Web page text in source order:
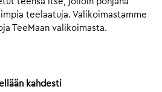
teelaatuja. Valikoimastamme
TeeMaan valikoimasta.
kahdesti